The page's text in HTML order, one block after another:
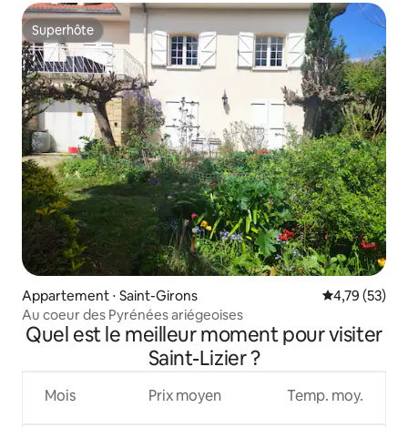
Superhôte
Superhôte
Appartement ⋅ Saint-Girons Évaluation
4,79 (53)
Au coeur des Pyrénées ariégeoises
Quel est le meilleur moment pour visiter
Saint-Lizier ?
Mois Prix moyen Temp. moy.